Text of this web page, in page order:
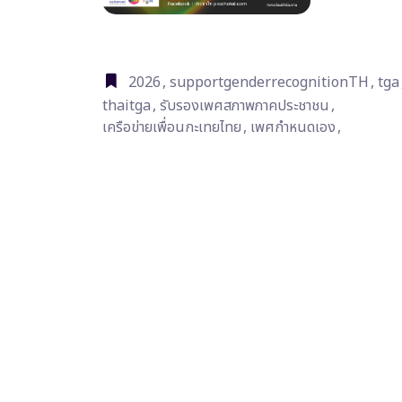
2026, supportgenderrecognitionTH, tga
thaitga, รับรองเพศสภาพภาคประชาชน,
เครือข่ายเพื่อนกะเทยไทย, เพศกำหนดเอง,